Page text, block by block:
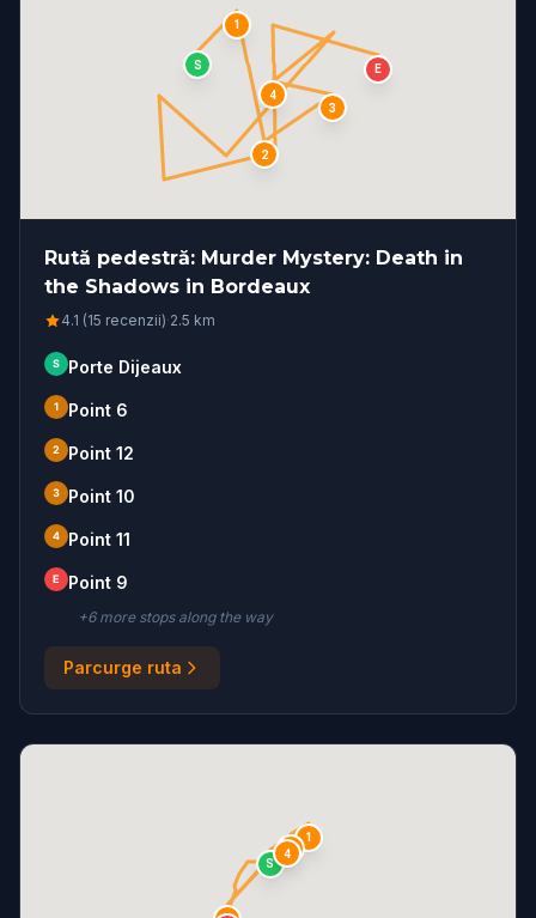
S
1
2
3
4
E
Rută pedestră: Murder Mystery: Death in
the Shadows in Bordeaux
4.1 (15 recenzii)·2.5 km
S Porte Dijeaux
1 Point 6
2 Point 12
3 Point 10
4 Point 11
E Point 9
+6more stopsalong the way
Parcurge ruta
S
1
2
4